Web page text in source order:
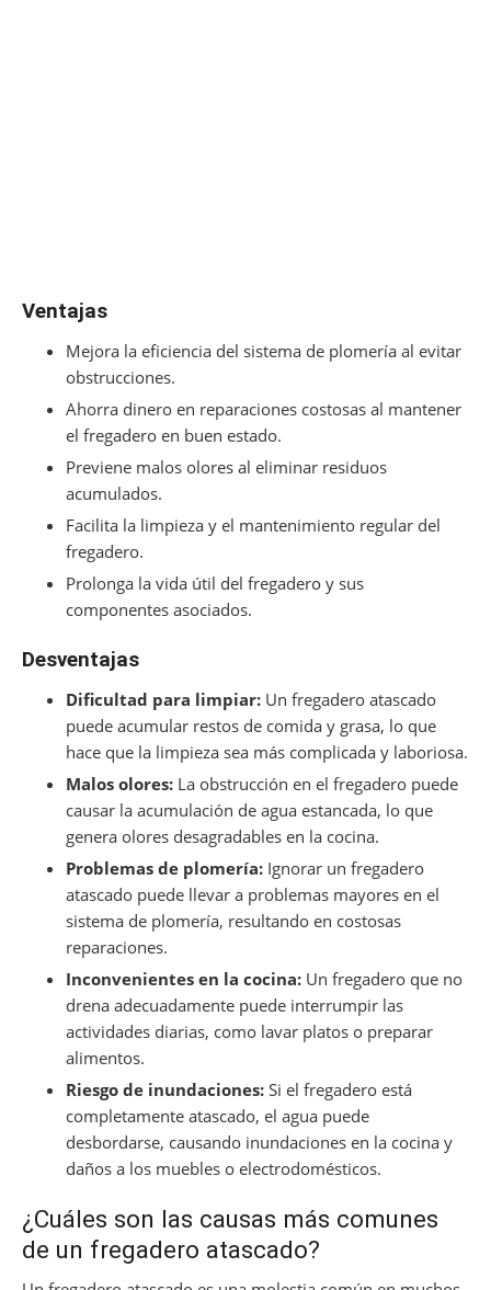
Ventajas
Mejora la eficiencia del sistema de plomería al evitar
obstrucciones.
Ahorra dinero en reparaciones costosas al mantener
el fregadero en buen estado.
Previene malos olores al eliminar residuos
acumulados.
Facilita la limpieza y el mantenimiento regular del
fregadero.
Prolonga la vida útil del fregadero y sus
componentes asociados.
Desventajas
Dificultad para limpiar: Un fregadero atascado
puede acumular restos de comida y grasa, lo que
hace que la limpieza sea más complicada y laboriosa.
Malos olores: La obstrucción en el fregadero puede
causar la acumulación de agua estancada, lo que
genera olores desagradables en la cocina.
Problemas de plomería: Ignorar un fregadero
atascado puede llevar a problemas mayores en el
sistema de plomería, resultando en costosas
reparaciones.
Inconvenientes en la cocina: Un fregadero que no
drena adecuadamente puede interrumpir las
actividades diarias, como lavar platos o preparar
alimentos.
Riesgo de inundaciones: Si el fregadero está
completamente atascado, el agua puede
desbordarse, causando inundaciones en la cocina y
daños a los muebles o electrodomésticos.
¿Cuáles son las causas más comunes
de un fregadero atascado?